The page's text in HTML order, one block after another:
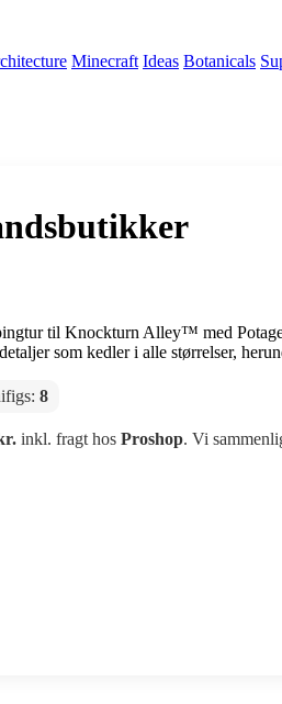
Minecraft Ideas Botanicals
til Knockturn Alley™ med
som kedler i alle størrelser,
8
inkl. fragt hos Proshop. Vi